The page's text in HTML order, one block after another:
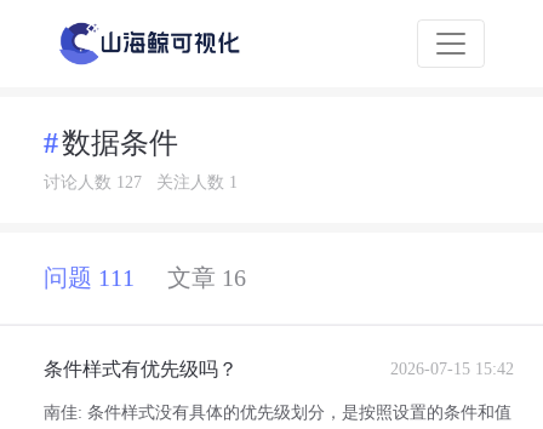
数据条件
讨论人数 127 关注人数 1
问题 111 文章 16
条件样式有优先级吗？ 2026-07-15 15:42
南佳: 条件样式没有具体的优先级划分，是按照设置的条件和值